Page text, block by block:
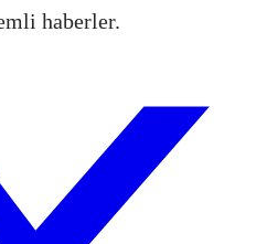
haberler.